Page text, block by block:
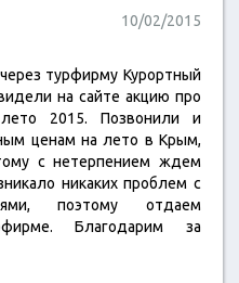
10/02/2015
турфирму Курортный
на сайте акцию про
2015. Позвонили и
ценам на лето в Крым,
с нетерпением ждем
никаких проблем с
поэтому отдаем
Благодарим за